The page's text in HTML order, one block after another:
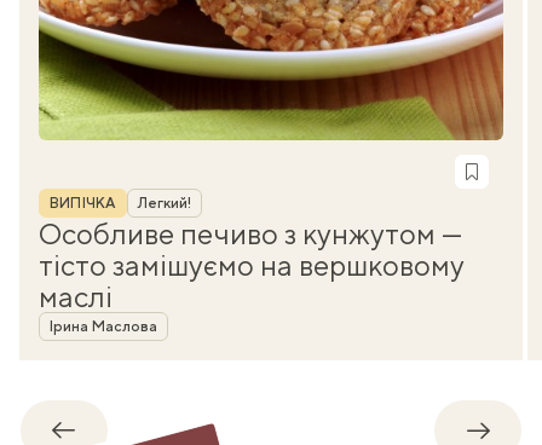
Рубрика
ВИПІЧКА Легкий!
Особливе печиво з кунжутом —
тісто замішуємо на вершковому
маслі
Автор
Ірина Маслова
Назад